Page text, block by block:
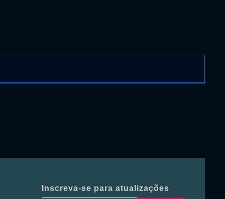
Inscreva-se para atualizações